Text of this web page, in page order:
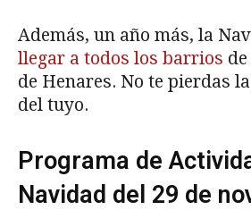
Además, un año más, la
llegar a todos los barrios
de Henares. No te pierdas
del tuyo.
Programa de
Navidad del 29 de